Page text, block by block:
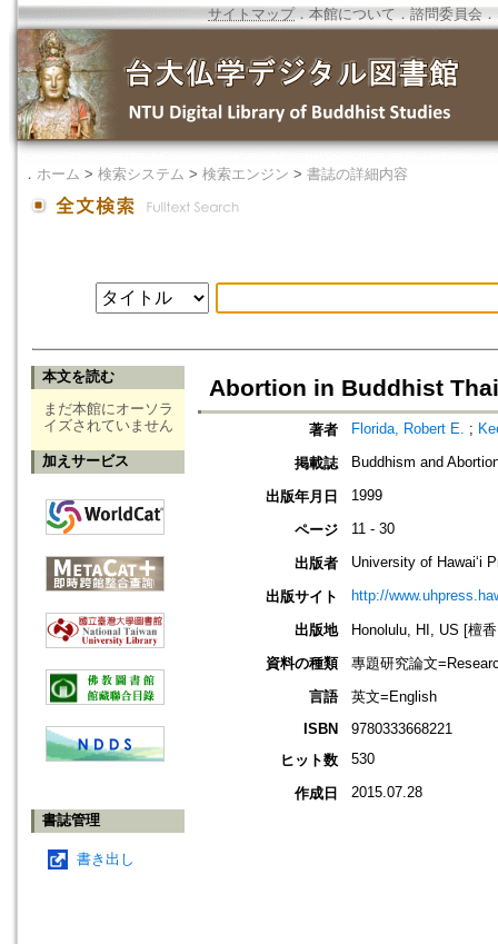
サイトマップ．本館について ． 諮問委員会 ．
． ホーム > 検索システム > 検索エンジン > 書誌の詳細内容
本文を読む
まだ本館にオーソラ
イズされていません
加えサービス
書誌管理
書き出し
Abortion in Buddhist
著者 Florida, Robert E. ;
掲載誌 Buddhism and
出版年月日 1999
ページ 11 - 30
出版者 University of Hawai‘i
出版サイト http://
出版地
Honolulu, HI, US [檀
資料の種類
專題研究論文
言語
英文=English
ISBN
9780333668221
ヒット数
530
作成日 2015.07.28